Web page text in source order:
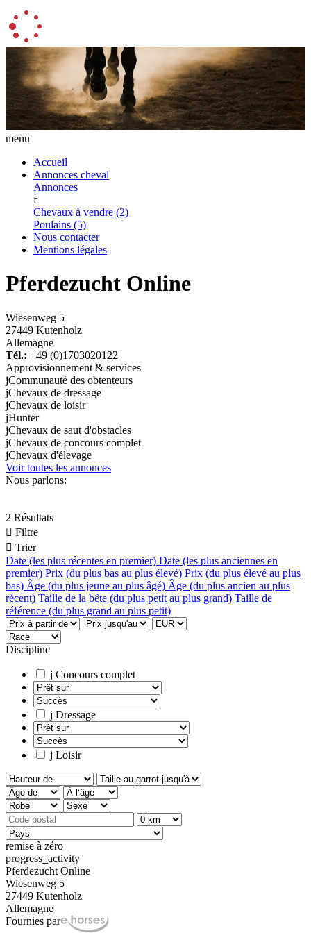
menu
Accueil
Annonces cheval
Annonces
f
Chevaux à vendre (2)
Poulains (5)
Nous contacter
Mentions légales
Pferdezucht Online
Wiesenweg 5
27449 Kutenholz
Allemagne
Tél.: +49 (0)1703020122
Approvisionnement & services
jCommunauté des obtenteurs
jChevaux de dressage
jChevaux de loisir
jHunter
jChevaux de saut d'obstacles
jChevaux de concours complet
jChevaux d'élevage
Voir toutes les annonces
Nous parlons:
2 Résultats
 Filtre
 Trier
Date (les plus récentes en premier) Date (les plus anciennes en
premier) Prix (du plus bas au plus élevé) Prix (du plus élevé au plus
bas) Âge (du plus jeune au plus âgé) Âge (du plus ancien au plus
récent) Taille de la bête (du plus petit au plus grand) Taille de
référence (du plus grand au plus petit)
Discipline
j Concours complet
j Dressage
j Loisir
remise à zéro
progress_activity
Pferdezucht Online
Wiesenweg 5
27449 Kutenholz
Allemagne
Fournies par